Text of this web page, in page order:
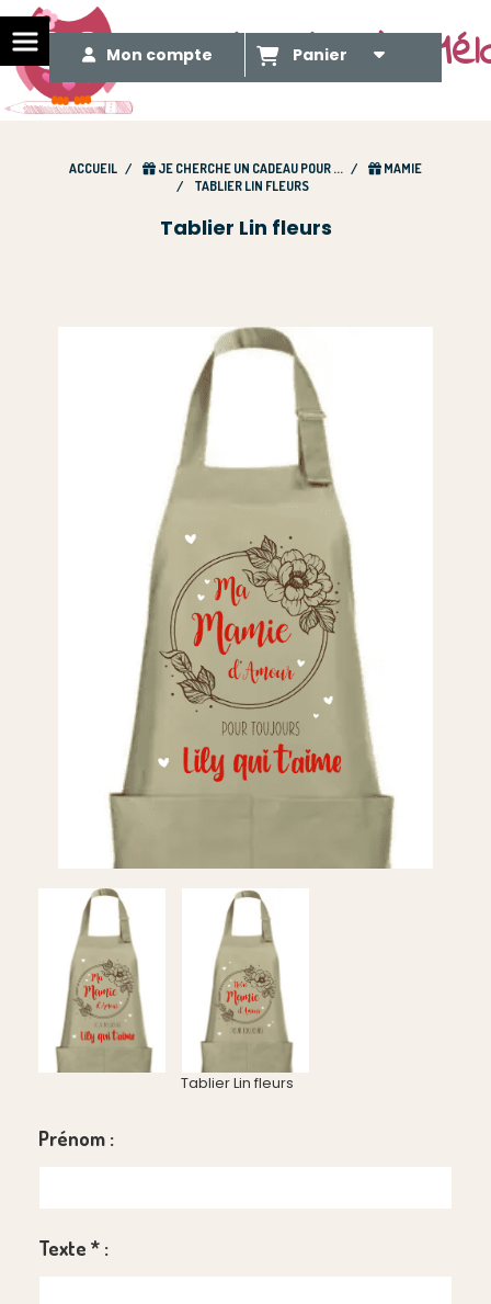
Le Méli Mélo de
Mon compte Panier
ACCUEIL JE CHERCHE UN CADEAU POUR ...
MAMIE
TABLIER LIN FLEURS
Tablier Lin fleurs
Tablier Lin fleurs
Prénom :
Texte * :